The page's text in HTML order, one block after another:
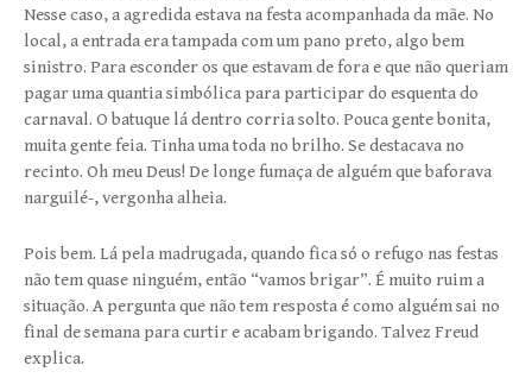
Nesse caso, a agredida estava na festa acompanhada da mãe. No
local, a entrada era tampada com um pano preto, algo bem
sinistro. Para esconder os que estavam de fora e que não queriam
pagar uma quantia simbólica para participar do esquenta do
carnaval. O batuque lá dentro corria solto. Pouca gente bonita,
muita gente feia. Tinha uma toda no brilho. Se destacava no
recinto. Oh meu Deus! De longe fumaça de alguém que baforava
narguilé-, vergonha alheia.
Pois bem. Lá pela madrugada, quando fica só o refugo nas festas
não tem quase ninguém, então “vamos brigar”. É muito ruim a
situação. A pergunta que não tem resposta é como alguém sai no
final de semana para curtir e acabam brigando. Talvez Freud
explica.